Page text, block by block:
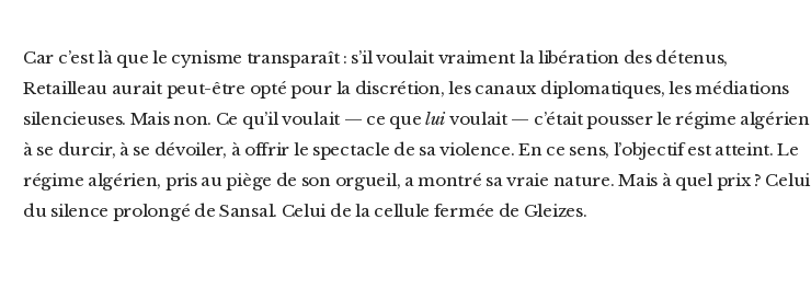
Car c’est là que le cynisme transparaît : s’il voulait vraiment la libération des détenus,
Retailleau aurait peut-être opté pour la discrétion, les canaux diplomatiques, les médiations
silencieuses. Mais non. Ce qu’il voulait — ce quelui voulait — c’était pousser le régime algérien
à se durcir, à se dévoiler, à offrir le spectacle de sa violence. En ce sens, l’objectif est atteint. Le
régime algérien, pris au piège de son orgueil, a montré sa vraie nature. Mais à quel prix ? Celui
du silence prolongé de Sansal. Celui de la cellule fermée de Gleizes.